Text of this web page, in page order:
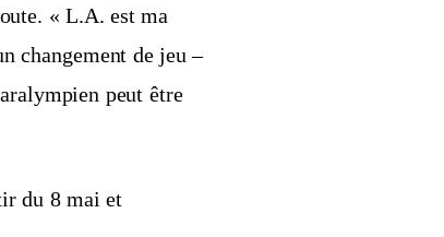
« L.A. est ma
changement de jeu –
peut être
du 8 mai et